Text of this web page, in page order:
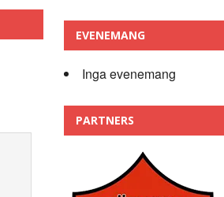
EVENEMANG
Inga evenemang
PARTNERS